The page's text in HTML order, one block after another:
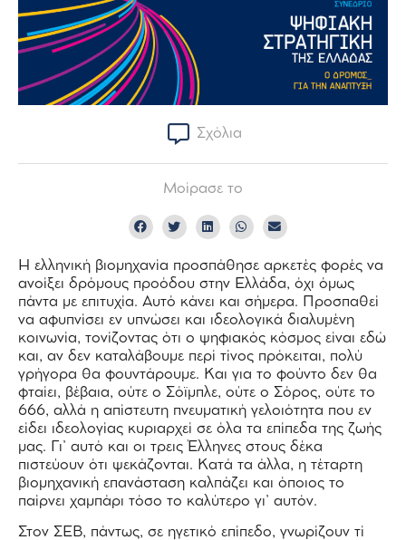
Σχόλια
Μοίρασε το
Η ελληνική βιομηχανία προσπάθησε αρκετές φορές να
ανοίξει δρόμους προόδου στην Ελλάδα, όχι όμως
πάντα με επιτυχία. Αυτό κάνει και σήμερα. Προσπαθεί
να αφυπνίσει εν υπνώσει και ιδεολογικά διαλυμένη
κοινωνία, τονίζοντας ότι ο ψηφιακός κόσμος είναι εδώ
και, αν δεν καταλάβουμε περί τίνος πρόκειται, πολύ
γρήγορα θα φουντάρουμε. Και για το φούντο δεν θα
φταίει, βέβαια, ούτε ο Σόϊμπλε, ούτε ο Σόρος, ούτε το
666, αλλά η απίστευτη πνευματική γελοιότητα που εν
είδει ιδεολογίας κυριαρχεί σε όλα τα επίπεδα της ζωής
μας. Γι’ αυτό και οι τρεις Έλληνες στους δέκα
πιστεύουν ότι ψεκάζονται. Κατά τα άλλα, η τέταρτη
βιομηχανική επανάσταση καλπάζει και όποιος το
παίρνει χαμπάρι τόσο το καλύτερο γι’ αυτόν.
Στον ΣΕΒ, πάντως, σε ηγετικό επίπεδο, γνωρίζουν τί